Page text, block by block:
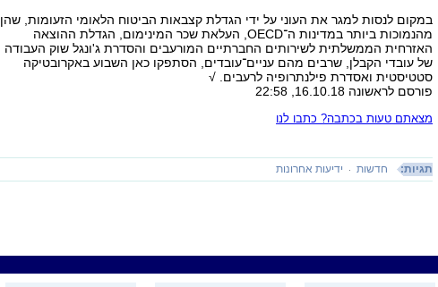
במקום לנסות למגר את העוני על ידי הגדלת קצבאות הביטוח הלאומי הזעומות, שהן
מהנמוכות ביותר במדינות ה־OECD, העלאת שכר המינימום, הגדלת ההוצאה
האזרחית הממשלתית לשירותים החברתיים המורעבים והסדרת ג'ונגל שוק העבודה
של עובדי הקבלן, שרבים מהם עניים־עובדים, הסתפקו כאן השבוע באקרובטיקה
סטטיסטית ואסדרת פילנתרופיה לרעבים. √
פורסם לראשונה 16.10.18, 22:58
מצאתם טעות בכתבה? כתבו לנו
תגיות: חדשות ידיעות אחרונות